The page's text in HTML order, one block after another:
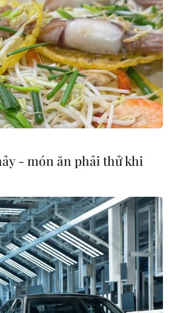
MỤC
Tây Libya,
- món ăn phải thử khi